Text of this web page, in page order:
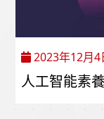
2023年12月4
人工智能素